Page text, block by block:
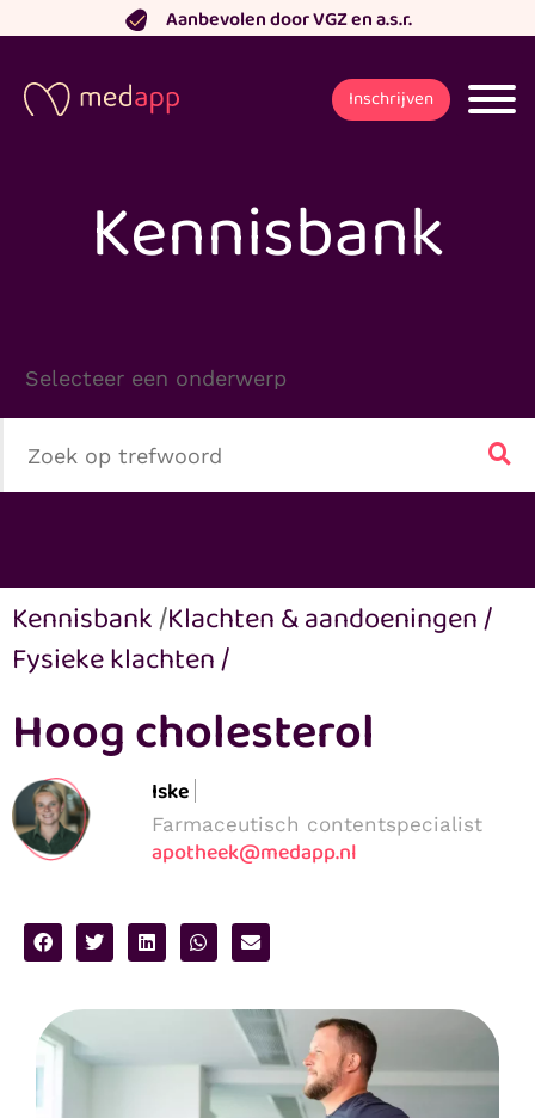
naar
inhoud
Aanbevolen door VGZ en a.s.r.
Inschrijven
Kennisbank
Kennisbank/Klachten & aandoeningen/
Fysieke klachten/
Hoog cholesterol
Iske
Farmaceutisch contentspecialist
apotheek@medapp.nl